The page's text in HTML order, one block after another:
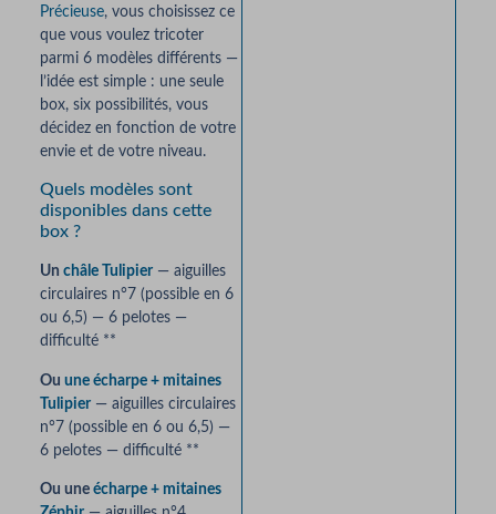
Précieuse, vous choisissez ce
que vous voulez tricoter
parmi 6 modèles différents —
l’idée est simple : une seule
box, six possibilités, vous
décidez en fonction de votre
envie et de votre niveau.
Quels modèles sont
disponibles dans cette
box ?
Un châle Tulipier— aiguilles
circulaires n°7 (possible en 6
ou 6,5) — 6 pelotes —
difficulté **
Ou une écharpe + mitaines
Tulipier— aiguilles circulaires
n°7 (possible en 6 ou 6,5) —
6 pelotes — difficulté **
Ou uneécharpe + mitaines